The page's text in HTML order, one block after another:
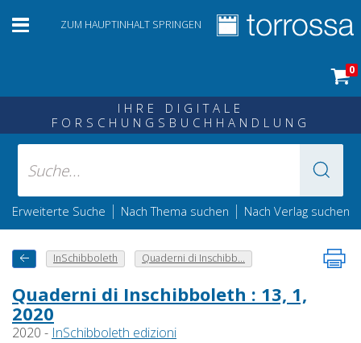
ZUM HAUPTINHALT SPRINGEN
0
IHRE DIGITALE
FORSCHUNGSBUCHHANDLUNG
Erweiterte Suche | Nach Thema suchen | Nach Verlag suchen
InSchibboleth Quaderni di Inschibb...
Quaderni di Inschibboleth : 13, 1,
2020
2020 - InSchibboleth edizioni